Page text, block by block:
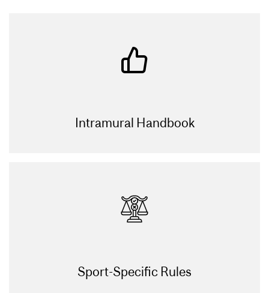
Intramural Handbook
Sport-Specific Rules